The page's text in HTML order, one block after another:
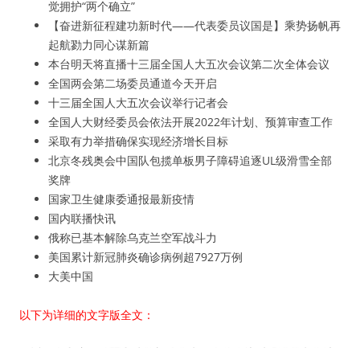
觉拥护“两个确立”
【奋进新征程建功新时代——代表委员议国是】乘势扬帆再
起航勠力同心谋新篇
本台明天将直播十三届全国人大五次会议第二次全体会议
全国两会第二场委员通道今天开启
十三届全国人大五次会议举行记者会
全国人大财经委员会依法开展2022年计划、预算审查工作
采取有力举措确保实现经济增长目标
北京冬残奥会中国队包揽单板男子障碍追逐UL级滑雪全部
奖牌
国家卫生健康委通报最新疫情
国内联播快讯
俄称已基本解除乌克兰空军战斗力
美国累计新冠肺炎确诊病例超7927万例
大美中国
以下为详细的文字版全文：